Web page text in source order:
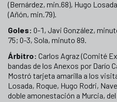
(Bernárdez, min.68), Hugo
(Añón, min.79).
Goles: 0-1, Javi González,
75; 0-3, Sola, minuto 89.
Árbitro: Carlos Agraz (Comité
bandas de los Anexos por Darío
Mostró tarjeta amarilla a los
Losada, Roque, Hugo Rodri,
doble amonestación a Murcia,